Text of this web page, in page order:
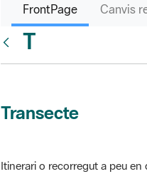
FrontPage Canvis
T
Transecte
Itinerari o recorregut a peu